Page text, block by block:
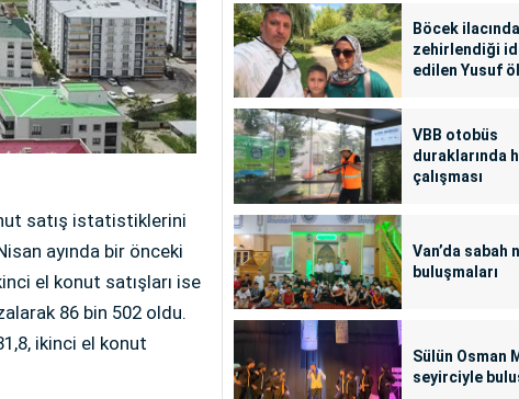
satış istatistiklerini
ayında bir önceki
el konut satışları ise
86 bin 502 oldu.
ikinci el konut
Böcek
zehirlendiği
edilen Yusuf
VBB otobüs
duraklarında
çalışması
Van’da sabah
buluşmaları
Sülün Osman
seyirciyle